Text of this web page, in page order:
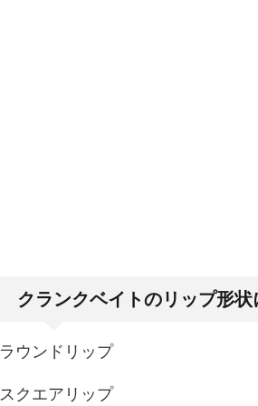
クランクベイトのリップ形状
ラウンドリップ
スクエアリップ